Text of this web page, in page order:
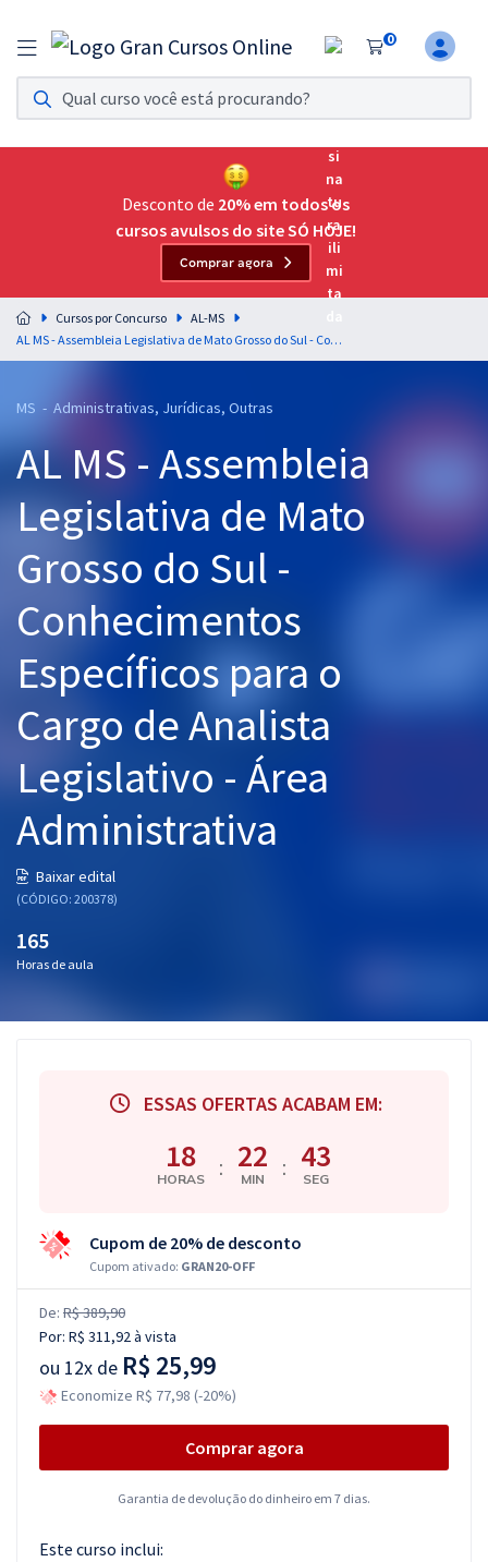
0
Assinatura Ilimitada 11
Acesso a todos os cursos. Teste grátis por 7 dias!
Assinatura OAB Até Passar
Acesso ilimitado a toda preparação para o Exame da
Residências Multiprofissionais
Preparação completa e intensiva para as principais
residências em saúde do Brasil
Cursos 20% OFF
Pós
Graduação
OAB
Questões grátis
Aprovados
Atendimento
Desconto de 20% em todos os
cursos avulsos do site SÓ HOJE!
Comprar agora
Cursos por Concurso
AL-MS
AL MS - Assembleia Legislativa de Mato Grosso do Sul - Conhecimentos Específicos para o Cargo de Analista Legislativo - Área Administrativa
MS - Administrativas, Jurídicas, Outras
AL MS - Assembleia
Legislativa de Mato
Grosso do Sul -
Conhecimentos
Específicos para o
Cargo de Analista
Legislativo - Área
Administrativa
Baixar edital
(CÓDIGO: 200378)
165
Horas de aula
ESSAS OFERTAS ACABAM EM:
18
HORAS : 22
MIN : 42
SEG
Cupom de 20% de desconto
Cupom ativado: GRAN20-OFF
De: R$ 389,90
Por: R$ 311,92à vista
ou 12x de R$ 25,99
Economize R$ 77,98 (-20%)
Comprar agora
Garantia de devolução do dinheiro em 7 dias.
Este curso inclui: